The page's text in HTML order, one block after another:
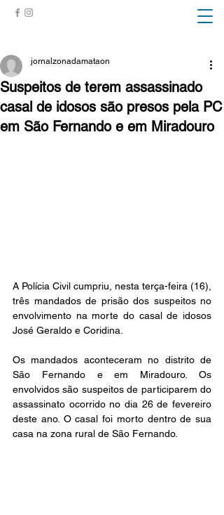
Suspeitos de terem assassinado
casal de idosos são presos pela PC
em São Fernando e em Miradouro
jornalzonadamataon
A Polícia Civil cumpriu, nesta terça-feira (16),
três mandados de prisão dos suspeitos no
envolvimento na morte do casal de idosos
José Geraldo e Coridina.
Os mandados aconteceram no distrito de
São Fernando e em Miradouro. Os
envolvidos são suspeitos de participarem do
assassinato ocorrido no dia 26 de fevereiro
deste ano. O casal foi morto dentro de sua
casa na zona rural de São Fernando.